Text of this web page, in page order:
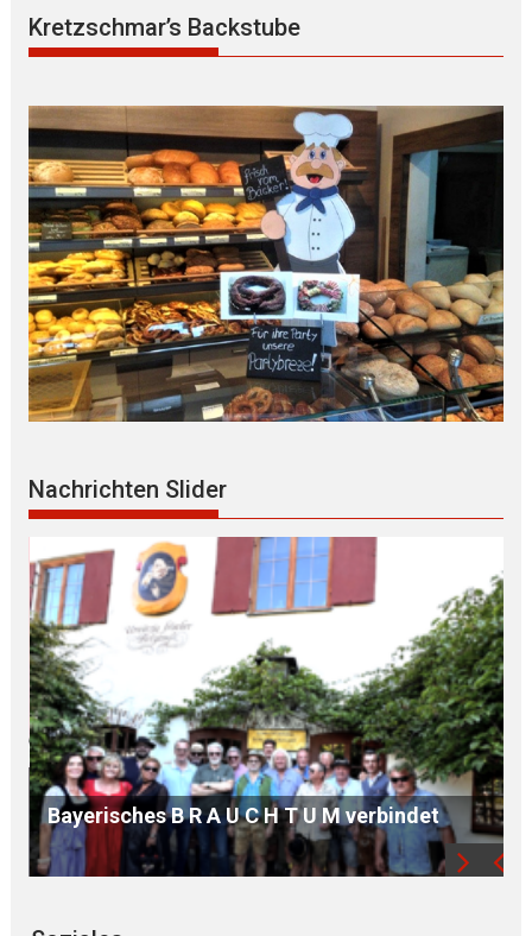
Kretzschmar’s Backstube
Nachrichten Slider
A U C H T U M verbindet S O Z I A L S T A A